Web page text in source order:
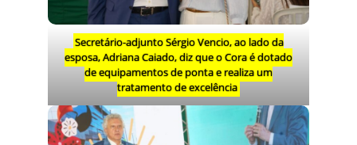
Secretário-adjunto Sérgio Vencio, ao lado da
esposa, Adriana Caiado, diz que o Cora é dotado
de equipamentos de ponta e realiza um
tratamento de excelência